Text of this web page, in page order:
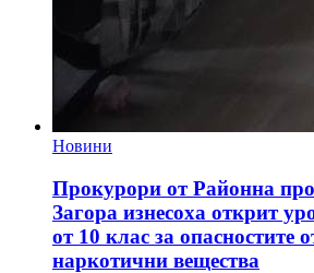
Новини
Прокурори от Районна
Загора изнесоха открит
от 10 клас за опасностите
наркотични вещества